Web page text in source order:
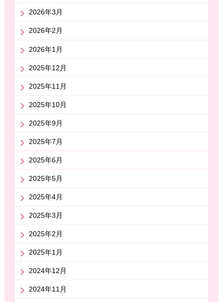
2026年3月
2026年2月
2026年1月
2025年12月
2025年11月
2025年10月
2025年9月
2025年7月
2025年6月
2025年5月
2025年4月
2025年3月
2025年2月
2025年1月
2024年12月
2024年11月